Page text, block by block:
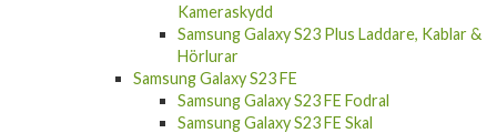
Kameraskydd
Samsung Galaxy S23 Plus Laddare, Kablar &
Hörlurar
Samsung Galaxy S23 FE
Samsung Galaxy S23 FE Fodral
Samsung Galaxy S23 FE Skal